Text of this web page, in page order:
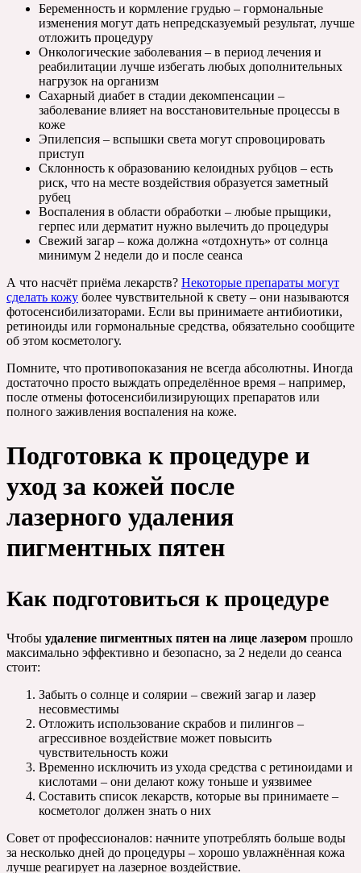
Беременность и кормление грудью – гормональные
изменения могут дать непредсказуемый результат, лучше
отложить процедуру
Онкологические заболевания – в период лечения и
реабилитации лучше избегать любых дополнительных
нагрузок на организм
Сахарный диабет в стадии декомпенсации –
заболевание влияет на восстановительные процессы в
коже
Эпилепсия – вспышки света могут спровоцировать
приступ
Склонность к образованию келоидных рубцов – есть
риск, что на месте воздействия образуется заметный
рубец
Воспаления в области обработки – любые прыщики,
герпес или дерматит нужно вылечить до процедуры
Свежий загар – кожа должна «отдохнуть» от солнца
минимум 2 недели до и после сеанса
А что насчёт приёма лекарств? Некоторые препараты могут
сделать кожу более чувствительной к свету – они называются
фотосенсибилизаторами. Если вы принимаете антибиотики,
ретиноиды или гормональные средства, обязательно сообщите
об этом косметологу.
Помните, что противопоказания не всегда абсолютны. Иногда
достаточно просто выждать определённое время – например,
после отмены фотосенсибилизирующих препаратов или
полного заживления воспаления на коже.
Подготовка к процедуре и
уход за кожей после
лазерного удаления
пигментных пятен
Как подготовиться к процедуре
Чтобы удаление пигментных пятен на лице лазером прошло
максимально эффективно и безопасно, за 2 недели до сеанса
стоит:
Забыть о солнце и солярии – свежий загар и лазер
несовместимы
Отложить использование скрабов и пилингов –
агрессивное воздействие может повысить
чувствительность кожи
Временно исключить из ухода средства с ретиноидами и
кислотами – они делают кожу тоньше и уязвимее
Составить список лекарств, которые вы принимаете –
косметолог должен знать о них
Совет от профессионалов: начните употреблять больше воды
за несколько дней до процедуры – хорошо увлажнённая кожа
лучше реагирует на лазерное воздействие.